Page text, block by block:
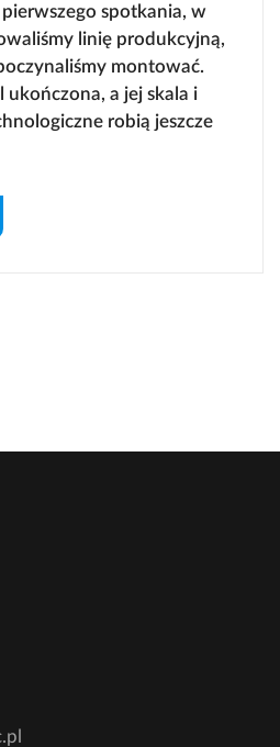
spotkania, w
linię produkcyjną,
montować.
ukończona, a jej skala i
robią jeszcze